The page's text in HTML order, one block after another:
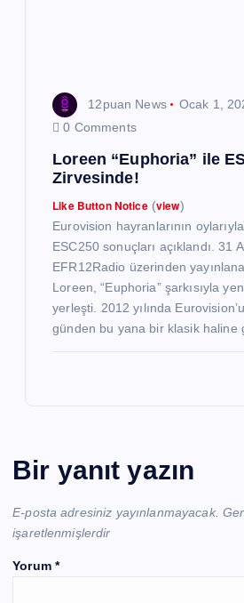
12puan News
Ocak 1,
0 Comments
Loreen “Euphoria” ile
Zirvesinde!
Like Button Notice(view)
Eurovision hayranlarının
ESC250 sonuçları açıklandı. 31
EFR12Radio üzerinden
Loreen, “Euphoria” şarkısıyla
yerleşti. 2012 yılında
günden bu yana bir klasik haline
Bir yanıt yazın
E-posta adresiniz yayınlanmayacak.
işaretlenmişlerdir
Yorum *